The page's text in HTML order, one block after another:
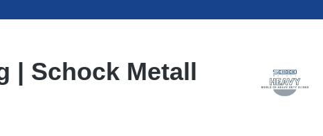
| Schock Metall